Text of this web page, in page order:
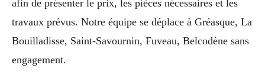
afin de présenter le prix, les pièces nécessaires et les
travaux prévus. Notre équipe se déplace à Gréasque, La
Bouilladisse, Saint-Savournin, Fuveau, Belcodène sans
engagement.